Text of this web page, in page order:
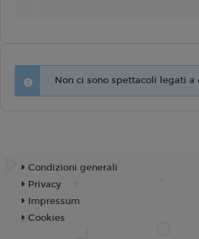
Non ci sono spettacoli legati a
Condizioni generali
Privacy
Impressum
Cookies